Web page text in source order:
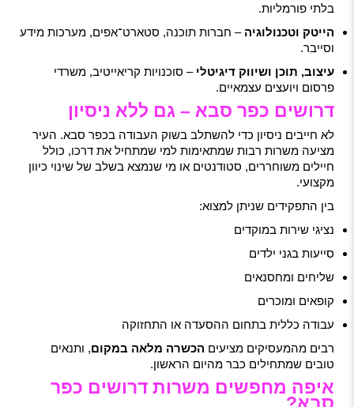
בלתי פורמליות.
הייטק וטכנולוגיה – חברות תוכנה, סטארט־אפים, מערכות מידע
וסייבר.
עיצוב, תוכן ושיווק דיגיטלי – סוכנויות קריאייטיב, משרדי
פרסום ויועצים עצמאיים.
דרושים כפר סבא – גם ללא ניסיון
לא חייבים ניסיון כדי להשתלב בשוק העבודה בכפר סבא. העיר
מציעה משרות רבות שמתאימות למי שמתחיל את דרכו, כולל
חיילים משוחררים, סטודנטים או מי שנמצא בשלב של שינוי כיוון
מקצועי.
בין התפקידים שניתן למצוא:
נציגי שירות במוקדים
סייעות בגני ילדים
שליחים ומחסנאים
קופאים ומוכרים
עבודה כללית בתחום ההסעדה או התחזוקה
רבים מהמעסיקים מציעים הכשרה מלאה במקום, ותנאים
טובים שמתחילים כבר מהיום הראשון.
איפה מחפשים משרות דרושים כפר